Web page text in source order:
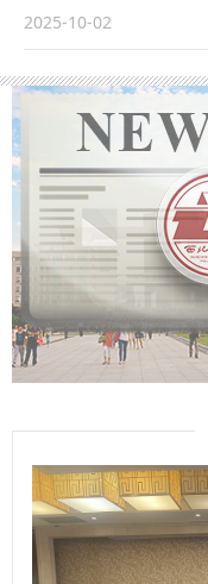
源，推动学校专家学
化研究协作机制，围
合攻关，共同打造服
示，最高人民检察院
始终心怀“国之大者”
外刑事法治与国别检
检察总长网站建设，
典》等二十余部法典
了积极作用。下一步，
质效做好智库服务，统
涉外检察人才培养工
院长冯卫国共同签署
学涉外刑事法治与国
西北政法大学湾区研
入试运行阶段。 学校
安中院党组书记、院长
带一路”重要节点城市
司法审判工作面临新
作现代化支撑和服务
局，树立世界眼光，
事法律服务示范区（
化法治化国际化营商
培养事关司法审判的国
是涉外司法审判的基
院校携手、深化合作
度，进一步拓宽涉外法
源源不断注入动能，努
调研平台，加强人才
队伍中凸显西安法院
征程上奋力谱写涉外
西北政法大学党委副
为古丝绸之路起点和“
https://
陕西省十四届人大常
社会科学发展促进条
9月底正式公布。 日
琦，陕西省哲学社会
克思主义学部部长袁
读。 问：根据《条例
神、照金精神、西迁精
化、黄河文化、长城
中华优秀传统文化阐释
主要依据什么？对于相
安精神、照金精神、西
西、实践于陕西的中
列2021年国庆节前夕
国共产党人精神谱系
大精神，有利于我省
基因，发扬革命先辈
2025-10-02